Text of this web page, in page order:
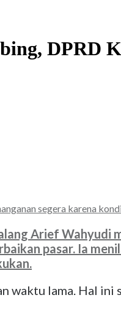
DPRD
segera karena
Arief Wahyudi
pasar. Ia
waktu lama. Hal